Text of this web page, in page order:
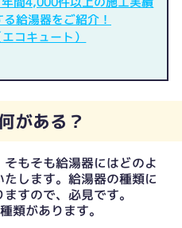
給湯器をご紹介！
コキュート）
がある？
もそも給湯器にはどのよ
します。給湯器の種類に
すので、必見です。
類があります。